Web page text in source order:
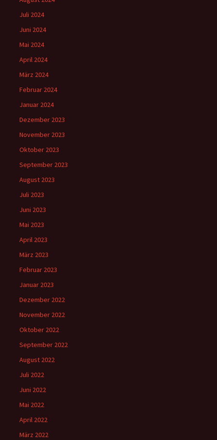
Juli 2024
Juni 2024
Mai 2024
April 2024
März 2024
Februar 2024
Januar 2024
Dezember 2023
November 2023
Oktober 2023
September 2023
August 2023
Juli 2023
Juni 2023
Mai 2023
April 2023
März 2023
Februar 2023
Januar 2023
Dezember 2022
November 2022
Oktober 2022
September 2022
August 2022
Juli 2022
Juni 2022
Mai 2022
April 2022
März 2022